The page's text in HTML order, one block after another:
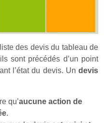
des devis du tableau de
sont précédés d’un point
l’état du devis. Un devis
qu’aucune action de
.